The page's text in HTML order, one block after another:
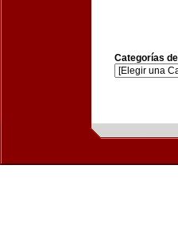
Categorías